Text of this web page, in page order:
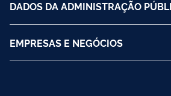
DADOS DA ADMINISTRAÇÃO
EMPRESAS E NEGÓCIOS